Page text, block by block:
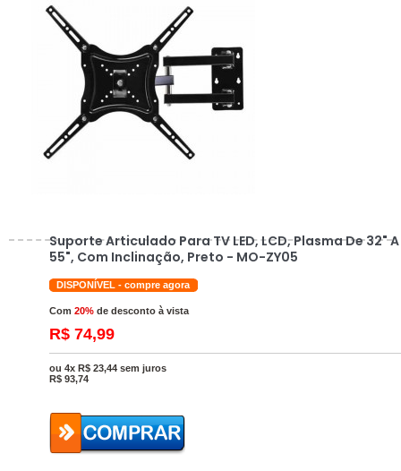
Suporte Articulado Para TV LED, LCD, Plasma De 32" A
55", Com Inclinação, Preto - MO-ZY05
DISPONÍVEL - compre agora
Com 20% de desconto à vista
R$ 74,99
ou 4x R$ 23,44 sem juros
R$ 93,74